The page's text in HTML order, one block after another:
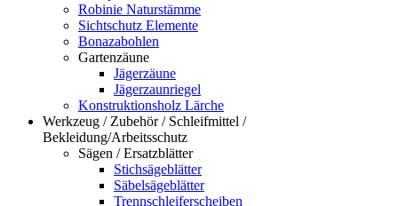
Robinie Naturstämme
Sichtschutz Elemente
Bonazabohlen
Gartenzäune
Jägerzäune
Jägerzaunriegel
Konstruktionsholz Lärche
Werkzeug / Zubehör / Schleifmittel /
Bekleidung/Arbeitsschutz
Sägen / Ersatzblätter
Stichsägeblätter
Säbelsägeblätter
Trennschleiferscheiben